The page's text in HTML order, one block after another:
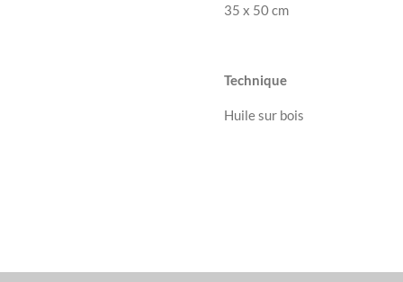
35 x 50 cm
Technique
Huile sur bois